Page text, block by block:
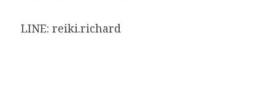
LINE: reiki.richard